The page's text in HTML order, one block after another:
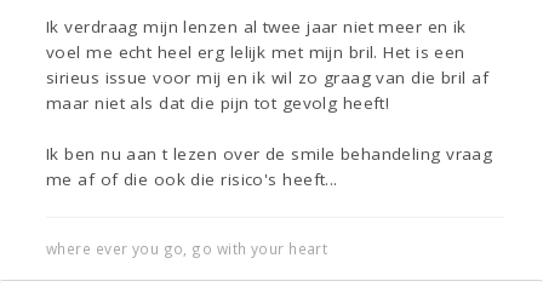
Ik verdraag mijn lenzen al twee jaar niet meer en ik
voel me echt heel erg lelijk met mijn bril. Het is een
sirieus issue voor mij en ik wil zo graag van die bril af
maar niet als dat die pijn tot gevolg heeft!
Ik ben nu aan t lezen over de smile behandeling vraag
me af of die ook die risico's heeft...
where ever you go, go with your heart